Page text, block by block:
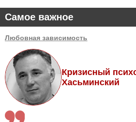
Самое важное
Любовная зависимость
Кризисный
Хасьминский